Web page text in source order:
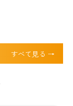
すべて見る →